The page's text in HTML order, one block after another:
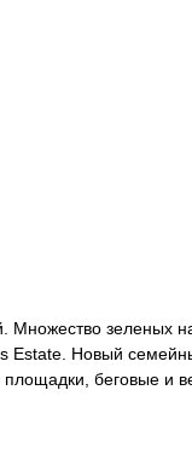
зеленых
Новый
беговые и